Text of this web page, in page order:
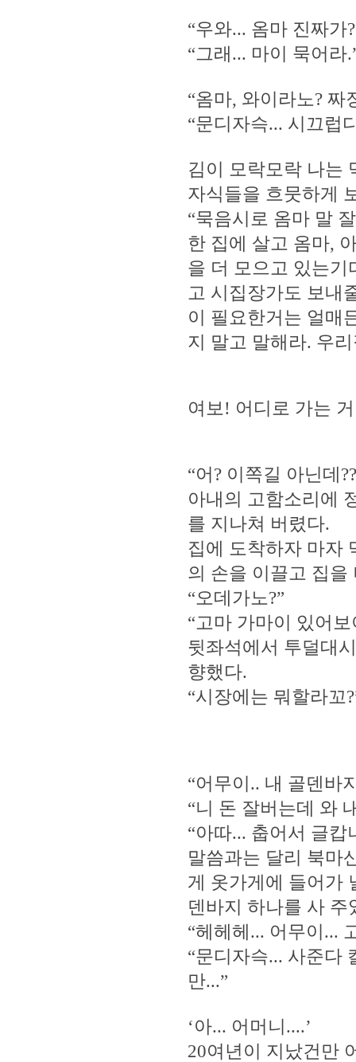
“우와... 옴마 진짜가
“그래... 마이 묵어라
“옴마, 와이라노? 짜
“문디자슥... 시끄럽
김이 모락모락 나는
자식들을 흐뭇하게
“묵음시로 옴마 말
한 집에 살고 옴마,
을 더 모으고 있는기
고 시집장가도 보내
이 필요한거는 얼매
지 말고 말해라. 우
여보! 어디로 가는
“어? 이쪽길 아닌데
아내의 고함소리에
를 지나쳐 버렸다.
집에 도착하자 마자
의 손을 이끌고 집을
“오데가노?”
“고마 가마이 있어보
뒷좌석에서 투덜대
향했다.
“시장에는 뭐할라꼬
“어무이.. 내 골덴바
“니 돈 잘버는데 와
“아따... 춥어서 글캅
말씀과는 달리 북마
게 옷가게에 들어가
덴바지 하나를 사 주
“헤헤헤... 어무이...
“문디자슥... 사준다
만...”
‘아... 어머니....’
20여년이 지났건만